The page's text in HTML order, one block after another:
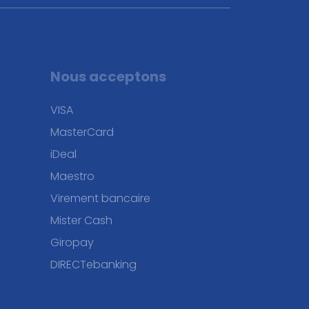
Nous acceptons
VISA
MasterCard
iDeal
Maestro
Virement bancaire
Mister Cash
Giropay
DIRECTebanking